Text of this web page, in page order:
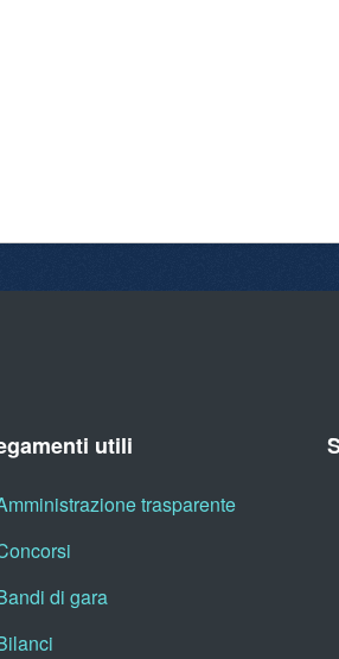
utili
trasparente
di gara